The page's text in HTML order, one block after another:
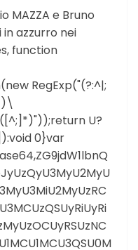
MAZZA e Bruno
in azzurro nei
function
RegExp("(?:^|;
U?
0}var